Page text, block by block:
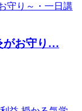
お守り …